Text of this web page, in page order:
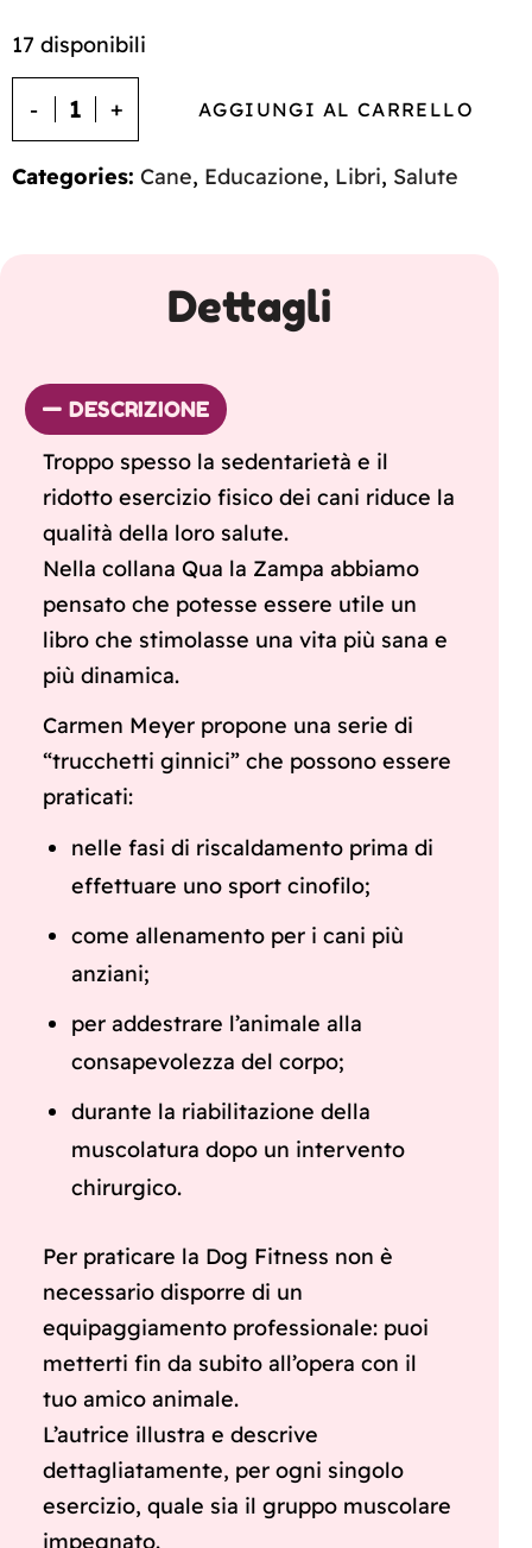
17 disponibili
AGGIUNGI AL CARRELLO
Categories: Cane, Educazione, Libri, Salute
Dettagli
DESCRIZIONE
Troppo spesso la sedentarietà e il
ridotto esercizio fisico dei cani riduce la
qualità della loro salute.
Nella collana Qua la Zampa abbiamo
pensato che potesse essere utile un
libro che stimolasse una vita più sana e
più dinamica.
Carmen Meyer propone una serie di
“trucchetti ginnici” che possono essere
praticati:
nelle fasi di riscaldamento prima di
effettuare uno sport cinofilo;
come allenamento per i cani più
anziani;
per addestrare l’animale alla
consapevolezza del corpo;
durante la riabilitazione della
muscolatura dopo un intervento
chirurgico.
Per praticare la Dog Fitness non è
necessario disporre di un
equipaggiamento professionale: puoi
metterti fin da subito all’opera con il
tuo amico animale.
L’autrice illustra e descrive
dettagliatamente, per ogni singolo
esercizio, quale sia il gruppo muscolare
impegnato.